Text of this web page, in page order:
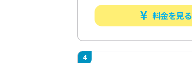
料金を見る
4